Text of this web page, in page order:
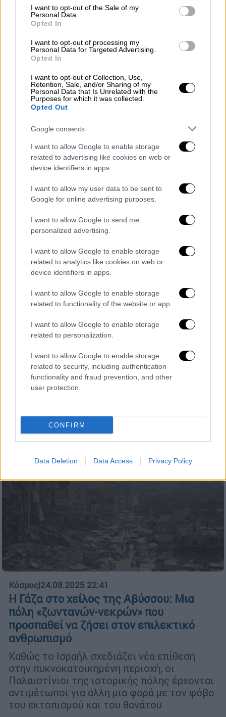
consent section.
I want to opt-out of the Sale of my
Personal Data.
Opted In
I want to opt-out of processing my
Personal Data for Targeted Advertising.
Opted In
I want to opt-out of Collection, Use,
Retention, Sale, and/or Sharing of my
Personal Data that Is Unrelated with the
Purposes for which it was collected.
Opted Out
Google consents
I want to allow Google to enable storage
related to advertising like cookies on web or
device identifiers in apps.
I want to allow my user data to be sent to
Google for online advertising purposes.
I want to allow Google to send me
personalized advertising.
I want to allow Google to enable storage
related to analytics like cookies on web or
device identifiers in apps.
I want to allow Google to enable storage
related to functionality of the website or app.
I want to allow Google to enable storage
related to personalization.
I want to allow Google to enable storage
related to security, including authentication
functionality and fraud prevention, and other
user protection.
CONFIRM
Data Deletion Data Access Privacy Policy
Κόσμος|24.08.2025 22:59
Δύο σεισμοί 4,8 και 4,2 Ρίχτερ στην
Τουρκία - Το επίκεντρο μεταξύ Σμύρνης
και Μπαλικεσίρ
Ανησυχία στους κατοίκους
Ελλάδα|24.08.2025 22:50
«Με την Παλαιστίνη έως τη λευτεριά»:
Κινητοποιήσεις σε όλη την Ελλάδα κατά
της γενοκτονίας στη Γάζα
Διαδηλώσεις πραγματοποιήθηκαν σε όλη τη
χώρα με αίτημα να τερματιστεί η γενοκτονία
στη Γάζα και να επιτραπεί η είσοδος
ανθρωπιστικής βοήθειας στον
Κόσμος|24.08.2025 22:41
Η Γάζα στο χείλος της Αβύσσου: Μια
πόλη «ζωντανών-νεκρών» που
προσπαθεί να ζήσει στον επιλεκτικό
ανθρωπισμό
Καθώς το Ισραήλ σχεδιάζει νέα επίθεση
στην πυκνοκατοικημένη περιοχή, οι
Παλαιστίνιοι της ιστορικής πόλης έρχονται
αντιμέτωποι για άλλη μια φορά με τον φόβο
του εκτοπισμού και του θανάτου